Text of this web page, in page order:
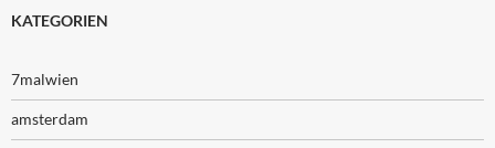
KATEGORIEN
7malwien
amsterdam